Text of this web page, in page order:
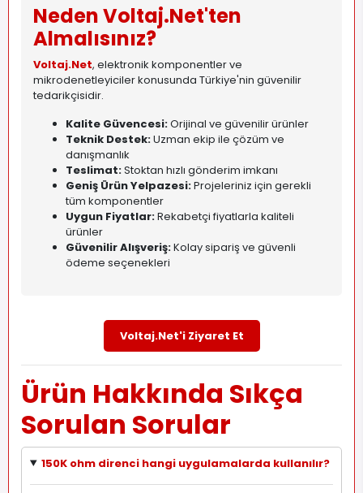
Neden Voltaj.Net'ten
Almalısınız?
Voltaj.Net, elektronik komponentler ve
mikrodenetleyiciler konusunda Türkiye'nin güvenilir
tedarikçisidir.
Kalite Güvencesi:Orijinal ve güvenilir ürünler
Teknik Destek:Uzman ekip ile çözüm ve
danışmanlık
Teslimat:Stoktan hızlı gönderim imkanı
Geniş Ürün Yelpazesi:Projeleriniz için gerekli
tüm komponentler
Uygun Fiyatlar:Rekabetçi fiyatlarla kaliteli
ürünler
Güvenilir Alışveriş:Kolay sipariş ve güvenli
ödeme seçenekleri
Voltaj.Net'i Ziyaret Et
Ürün Hakkında Sıkça
Sorulan Sorular
150K ohm direnci hangi uygulamalarda kullanılır?